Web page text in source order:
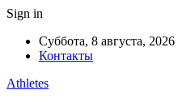
Sign in
Суббота, 8 августа, 2026
Контакты
Athletes